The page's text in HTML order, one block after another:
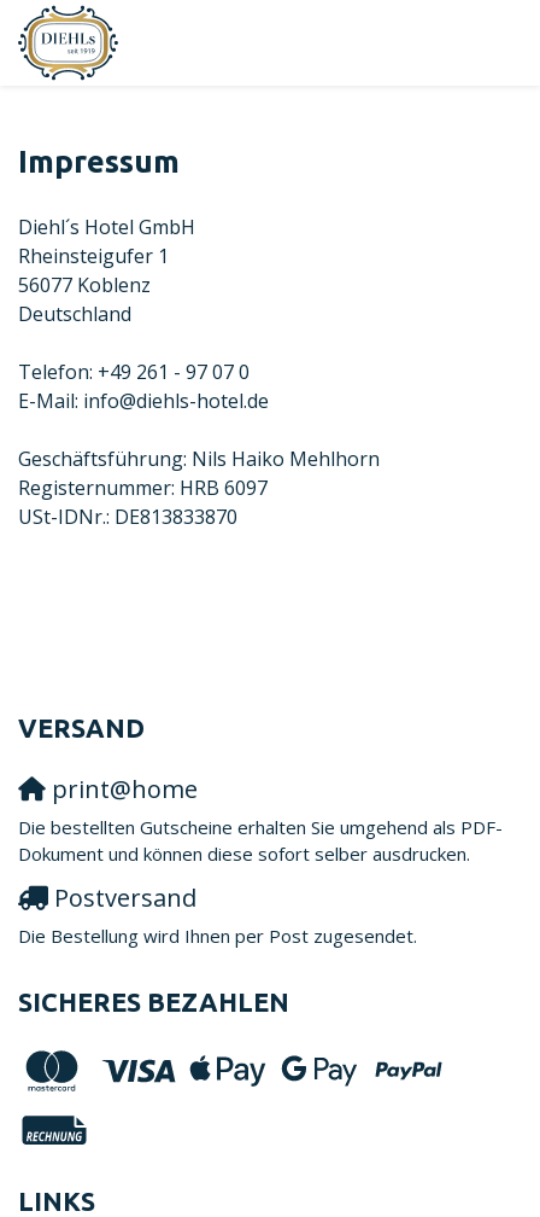
Impressum
Diehl´s Hotel GmbH
Rheinsteigufer 1
56077 Koblenz
Deutschland
Telefon: +49 261 - 97 07 0
E-Mail: info@diehls-hotel.de
Geschäftsführung: Nils Haiko Mehlhorn
Registernummer: HRB 6097
USt-IDNr.: DE813833870
VERSAND
print@home
Die bestellten Gutscheine erhalten Sie umgehend als PDF-
Dokument und können diese sofort selber ausdrucken.
Postversand
Die Bestellung wird Ihnen per Post zugesendet.
SICHERES BEZAHLEN
LINKS